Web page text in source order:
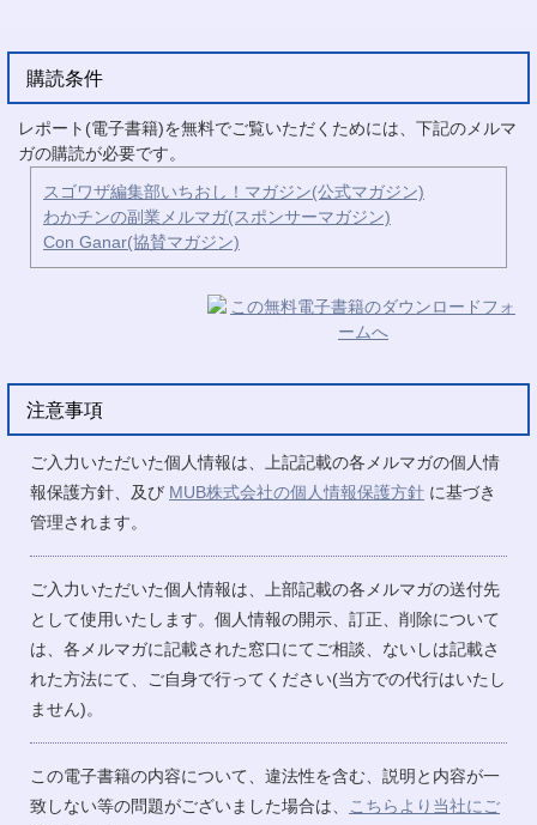
購読条件
レポート(電子書籍)を無料でご覧いただくためには、下記のメルマ
ガの購読が必要です。
スゴワザ編集部いちおし！マガジン(公式マガジン)
わかチンの副業メルマガ(スポンサーマガジン)
Con Ganar(協賛マガジン)
注意事項
ご入力いただいた個人情報は、上記記載の各メルマガの個人情
報保護方針、及び MUB株式会社の個人情報保護方針 に基づき
管理されます。
ご入力いただいた個人情報は、上部記載の各メルマガの送付先
として使用いたします。個人情報の開示、訂正、削除について
は、各メルマガに記載された窓口にてご相談、ないしは記載さ
れた方法にて、ご自身で行ってください(当方での代行はいたし
ません)。
この電子書籍の内容について、違法性を含む、説明と内容が一
致しない等の問題がございました場合は、
こちらより当社にご